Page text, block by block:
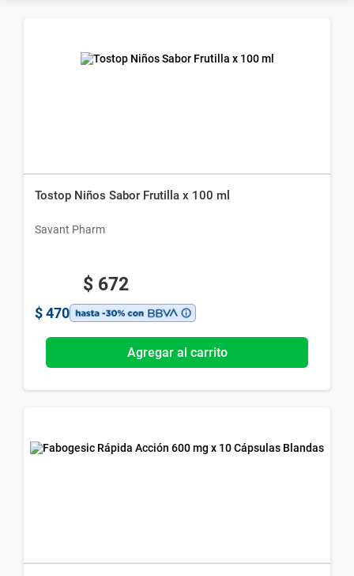
Tostop Niños Sabor Frutilla x 100 ml
Savant Pharm
$ 672
$ 470
Agregar al carrito